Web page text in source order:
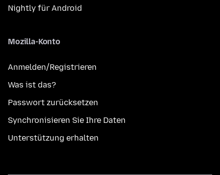
Nightly für Android
Mozilla-Konto
Anmelden/Registrieren
Was ist das?
Passwort zurücksetzen
Synchronisieren Sie Ihre Daten
Unterstützung erhalten